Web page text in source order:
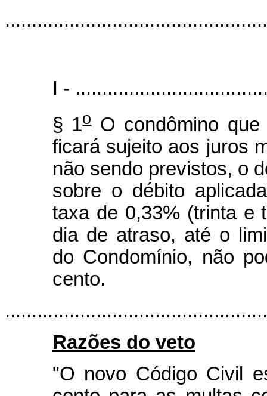
I -
§ 1oO condômino que
ficará sujeito aos juros
não sendo previstos, o
sobre o débito
taxa de 0,33% (trinta e
dia de atraso, até o
do Condomínio, não
cento.
Razões do veto
"O novo Código Civil